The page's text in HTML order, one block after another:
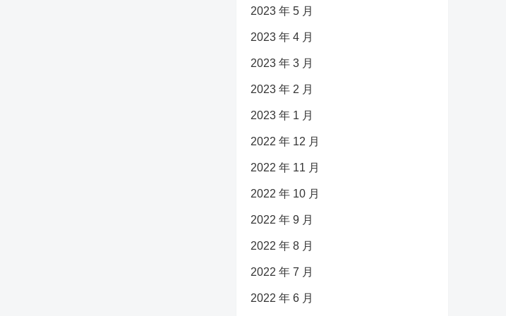
2023 年 5 月
2023 年 4 月
2023 年 3 月
2023 年 2 月
2023 年 1 月
2022 年 12 月
2022 年 11 月
2022 年 10 月
2022 年 9 月
2022 年 8 月
2022 年 7 月
2022 年 6 月